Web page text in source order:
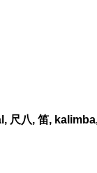
尺八, 笛,